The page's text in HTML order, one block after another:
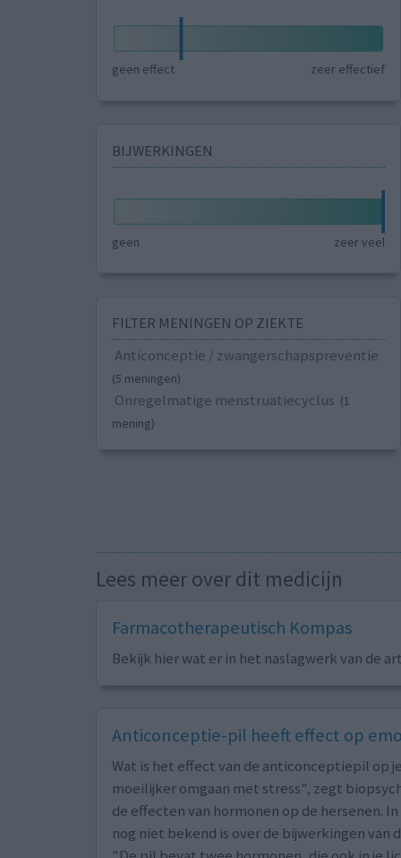
geen effect zeer effectief
BIJWERKINGEN
geen zeer veel
FILTER MENINGEN OP ZIEKTE
Anticonceptie / zwangerschapspreventie
(5 meningen)
Onregelmatige menstruatiecyclus (1
mening)
Lees meer over dit medicijn
Farmacotherapeutisch Kompas
Bekijk hier wat er in het naslagwerk van de
Anticonceptie-pil heeft effect op
Wat is het effect van de anticonceptiepil op
moeilijker omgaan met stress", zegt
de effecten van hormonen op de hersenen.
nog niet bekend is over de bijwerkingen van